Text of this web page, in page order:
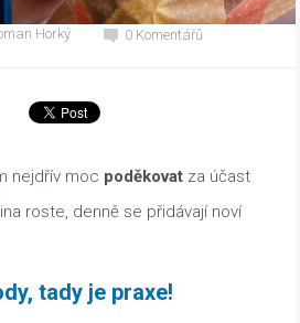
Horký 0 Komentářů
nejdřív moc poděkovat za účast
roste, denně se přidávají noví
tady je praxe!